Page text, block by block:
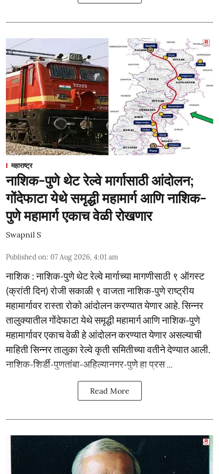
महाराष्ट्र
नाशिक-पुणे थेट रेल्वे मार्गासाठी आंदोलन;
गोंदेफाटा येथे समृद्धी महामार्ग आणि नाशिक-
पुणे महामार्ग एकाच वेळी रोखणार
Swapnil S
Published on: 07 Aug 2026, 4:01 am
नाशिक : नाशिक-पुणे थेट रेल्वे मार्गाच्या मागणीसाठी ९ ऑगस्ट
(क्रांती दिन) रोजी सकाळी ९ वाजता नाशिक-पुणे राष्ट्रीय
महामार्गावर रास्ता रोको आंदोलन करण्यात येणार आहे. सिन्नर
तालुक्यातील गोंदेफाटा येथे समृद्धी महामार्ग आणि नाशिक-पुणे
महामार्गावर एकाच वेळी हे आंदोलन करण्यात येणार असल्याची
माहिती सिन्नर तालुका रेल्वे कृती समितीच्या वतीने देण्यात आली.
नाशिक-शिर्डी-पुणतांबा-अहिल्यानगर-पुणे हा प्रस ...
Read More